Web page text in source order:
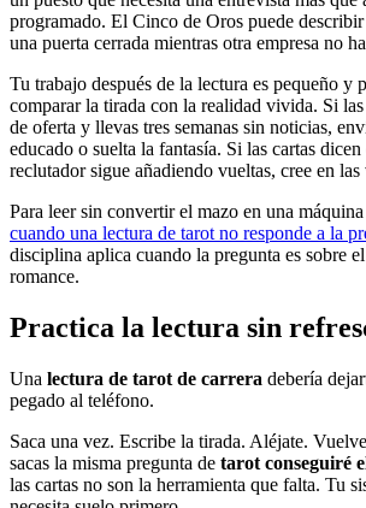
programado. El Cinco de Oros puede
una puerta cerrada mientras otra empresa no
Tu trabajo después de la lectura es pequeño y
comparar la tirada con la realidad vivida. Si
de oferta y llevas tres semanas sin noticias,
educado o suelta la fantasía. Si las cartas dicen
reclutador sigue añadiendo vueltas, cree en las
Para leer sin convertir el mazo en una
cuando una lectura de tarot no responde a la
disciplina aplica cuando la pregunta es sobre
romance.
Practica la lectura sin
Una lectura de tarot de carrera debería
pegado al teléfono.
Saca una vez. Escribe la tirada. Aléjate.
sacas la misma pregunta de tarot conseguiré
las cartas no son la herramienta que falta. Tu